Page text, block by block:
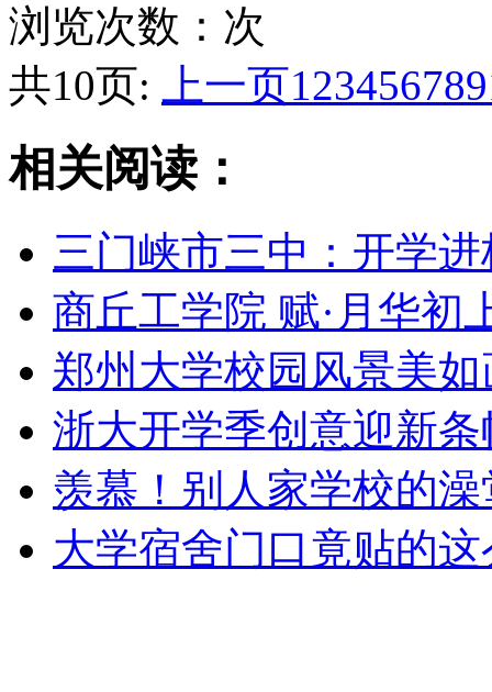
浏览次数： 次
共10页:
上一页123456789
相关阅读：
三门峡市三中：开学
商丘工学院 赋·月华初
郑州大学校园风景美如
浙大开学季创意迎新条
羡慕！别人家学校的
大学宿舍门口竟贴的